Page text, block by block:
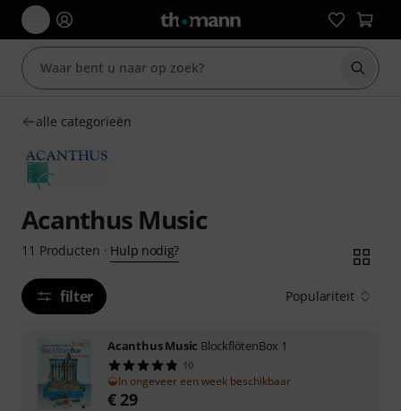
Zoek
alle categorieën
Acanthus Music
11 Producten · Hulp nodig?
filter Populariteit
Acanthus Music BlockflötenBox 1
10
In ongeveer een week beschikbaar
€ 29